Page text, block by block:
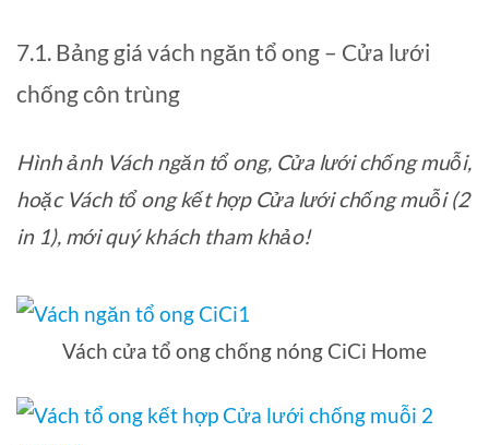
7.1. Bảng giá vách ngăn tổ ong – Cửa lưới
chống côn trùng
Hình ảnh Vách ngăn tổ ong, Cửa lưới chống muỗi,
hoặc Vách tổ ong kết hợp Cửa lưới chống muỗi (2
in 1), mới quý khách tham khảo!
Vách cửa tổ ong chống nóng CiCi Home